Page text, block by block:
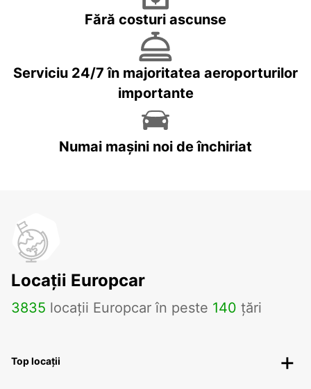
Fără costuri ascunse
Serviciu 24/7 în majoritatea aeroporturilor
importante
Numai mașini noi de închiriat
Locații Europcar
3835 locații Europcar în peste 140 țări
Top locații